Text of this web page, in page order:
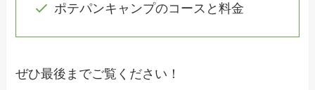
ポテパンキャンプのコースと料金
ぜひ最後までご覧ください！